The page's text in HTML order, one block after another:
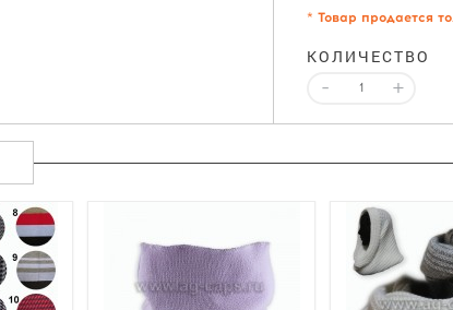
* Товар продается
КОЛИЧЕСТВО
- +